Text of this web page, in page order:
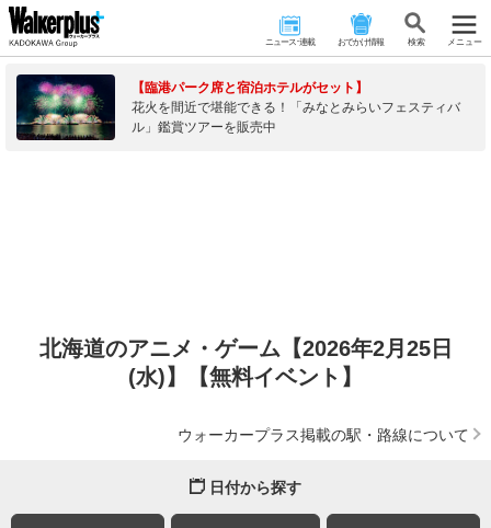
ニュース･連載 おでかけ情報 検 索 メニュー
【臨港パーク席と宿泊ホテルがセット】
花火を間近で堪能できる！「みなとみらいフェスティバ
ル」鑑賞ツアーを販売中
北海道のアニメ・ゲーム【2026年2月25日
(水)】【無料イベント】
ウォーカープラス掲載の駅・路線について
日付から探す